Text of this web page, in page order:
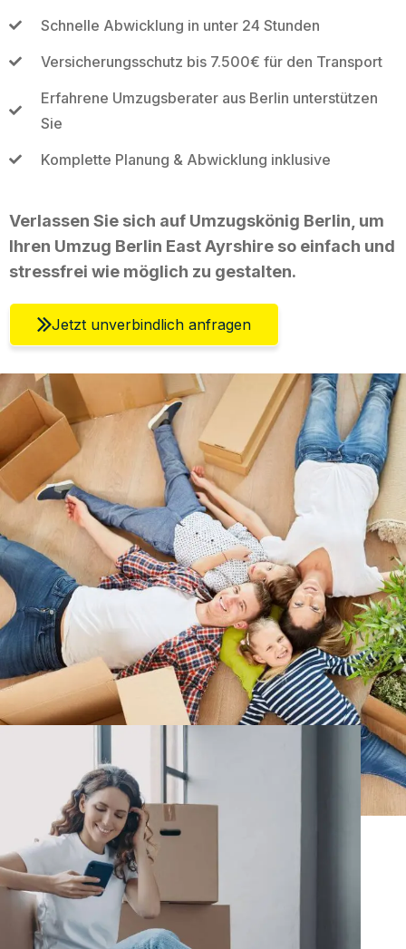
Schnelle Abwicklung in unter 24 Stunden
Versicherungsschutz bis 7.500€ für den Transport
Erfahrene Umzugsberater aus Berlin unterstützen
Sie
Komplette Planung & Abwicklung inklusive
Verlassen Sie sich auf Umzugskönig Berlin, um
Ihren Umzug Berlin East Ayrshire so einfach und
stressfrei wie möglich zu gestalten.
Jetzt unverbindlich anfragen